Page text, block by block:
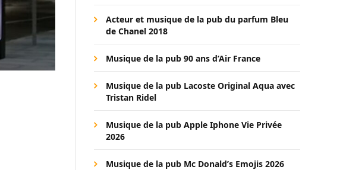
Acteur et musique de la pub du parfum Bleu
de Chanel 2018
Musique de la pub 90 ans d’Air France
Musique de la pub Lacoste Original Aqua avec
Tristan Ridel
Musique de la pub Apple Iphone Vie Privée
2026
Musique de la pub Mc Donald’s Emojis 2026